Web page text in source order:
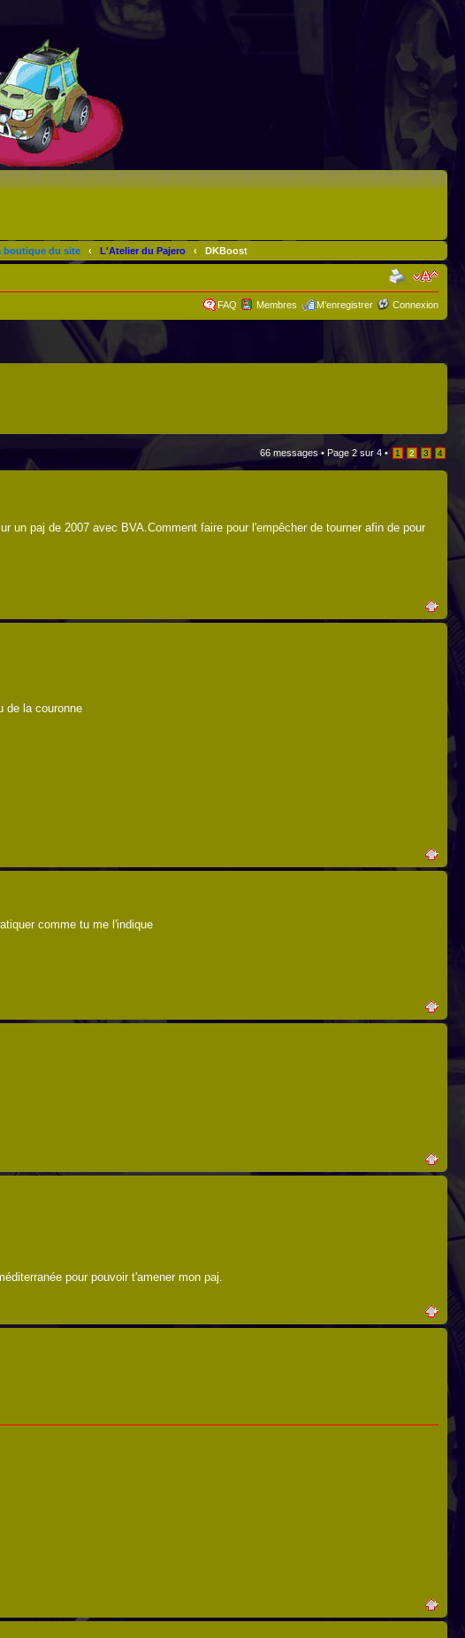
boutique du site ‹ L'Atelier du Pajero ‹ DKBoost
FAQ Membres M’enregistrer Connexion
66 messages • Page 2sur 4 • 1 2 3 4
un paj de 2007 avec BVA.Comment faire pour l'empêcher de tourner afin de pour
de la couronne
comme tu me l'indique
pour pouvoir t'amener mon paj.